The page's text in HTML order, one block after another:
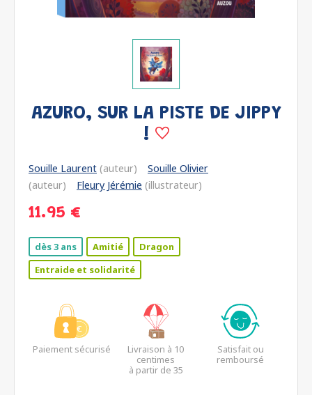
AZURO, SUR LA PISTE DE JIPPY
!
Souille Laurent (auteur)
Souille Olivier
(auteur)
Fleury Jérémie (illustrateur)
11.95 €
dès 3 ans Amitié
Dragon
Entraide et solidarité
Paiement sécurisé
Livraison à 10
centimes
à partir de 35
Satisfait ou
remboursé